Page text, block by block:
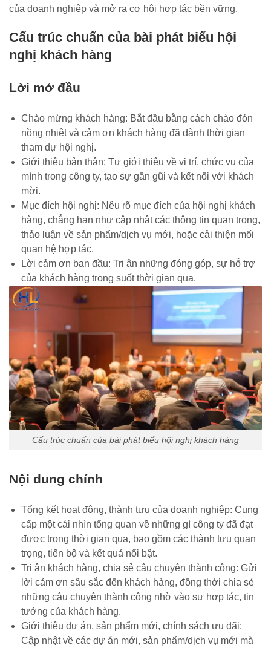
của doanh nghiệp và mở ra cơ hội hợp tác bền vững.
Cấu trúc chuẩn của bài phát biểu hội
nghị khách hàng
Lời mở đầu
Chào mừng khách hàng: Bắt đầu bằng cách chào đón
nồng nhiệt và cảm ơn khách hàng đã dành thời gian
tham dự hội nghị.
Giới thiệu bản thân: Tự giới thiệu về vị trí, chức vụ của
mình trong công ty, tạo sự gần gũi và kết nối với khách
mời.
Mục đích hội nghị: Nêu rõ mục đích của hội nghị khách
hàng, chẳng hạn như cập nhật các thông tin quan trọng,
thảo luận về sản phẩm/dịch vụ mới, hoặc cải thiện mối
quan hệ hợp tác.
Lời cảm ơn ban đầu: Tri ân những đóng góp, sự hỗ trợ
của khách hàng trong suốt thời gian qua.
Cấu trúc chuẩn của bài phát biểu hội nghị khách hàng
Nội dung chính
Tổng kết hoạt động, thành tựu của doanh nghiệp: Cung
cấp một cái nhìn tổng quan về những gì công ty đã đạt
được trong thời gian qua, bao gồm các thành tựu quan
trọng, tiến bộ và kết quả nổi bật.
Tri ân khách hàng, chia sẻ câu chuyện thành công: Gửi
lời cảm ơn sâu sắc đến khách hàng, đồng thời chia sẻ
những câu chuyện thành công nhờ vào sự hợp tác, tin
tưởng của khách hàng.
Giới thiệu dự án, sản phẩm mới, chính sách ưu đãi:
Cập nhật về các dự án mới, sản phẩm/dịch vụ mới mà